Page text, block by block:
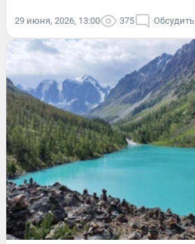
29 июня, 2026, 13:00 375 Обсудить